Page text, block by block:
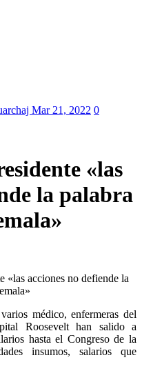
Mar 21, 2022 0
«las
la palabra
«las acciones no defiende la
médico, enfermeras del
Roosevelt han salido a
hasta el Congreso de la
insumos, salarios que